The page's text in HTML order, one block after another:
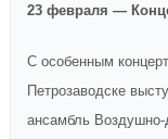
23 февраля —
С особенным
Петрозаводске
ансамбль